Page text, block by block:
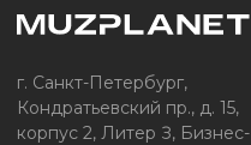
г. Санкт-Петербург,
Кондратьевский пр., д. 15,
корпус 2, Литер З, Бизнес-